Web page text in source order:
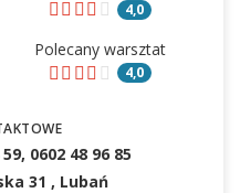
4,0
Polecany warsztat
4,0
0602 48 96 85
31 , Lubań